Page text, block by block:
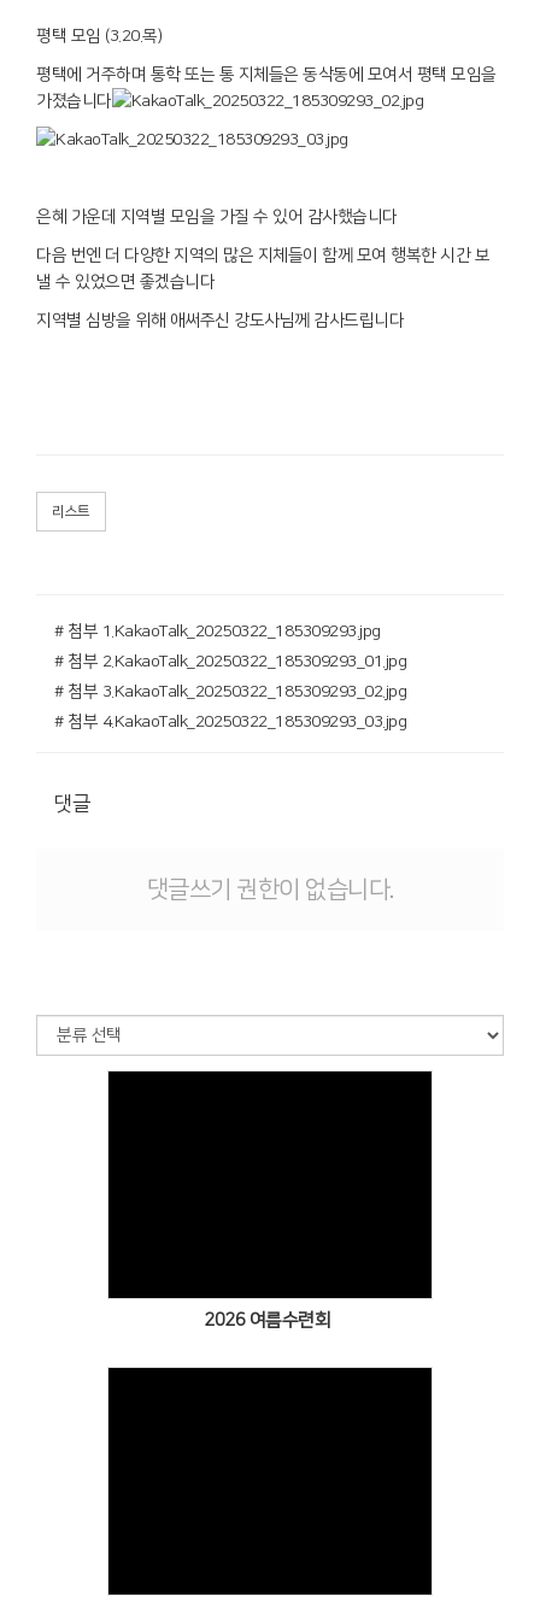
평택 모임 (3.20.목)
평택에 거주하며 통학 또는 통 지체들은 동삭동에 모여서 평택 모임을
가졌습니다
은혜 가운데 지역별 모임을 가질 수 있어 감사했습니다
다음 번엔 더 다양한 지역의 많은 지체들이 함께 모여 행복한 시간 보
낼 수 있었으면 좋겠습니다
지역별 심방을 위해 애써주신 강도사님께 감사드립니다
리스트
# 첨부 1.KakaoTalk_20250322_185309293.jpg
# 첨부 2.KakaoTalk_20250322_185309293_01.jpg
# 첨부 3.KakaoTalk_20250322_185309293_02.jpg
# 첨부 4.KakaoTalk_20250322_185309293_03.jpg
댓글
댓글쓰기 권한이 없습니다.
2026 여름수련회